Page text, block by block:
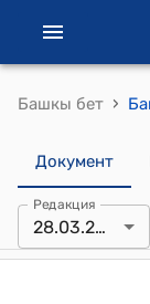
Башкы бет ›
Документ
Редакция
28.03.2025